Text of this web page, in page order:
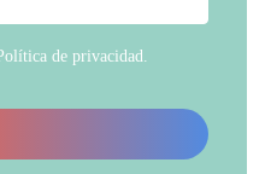
de privacidad